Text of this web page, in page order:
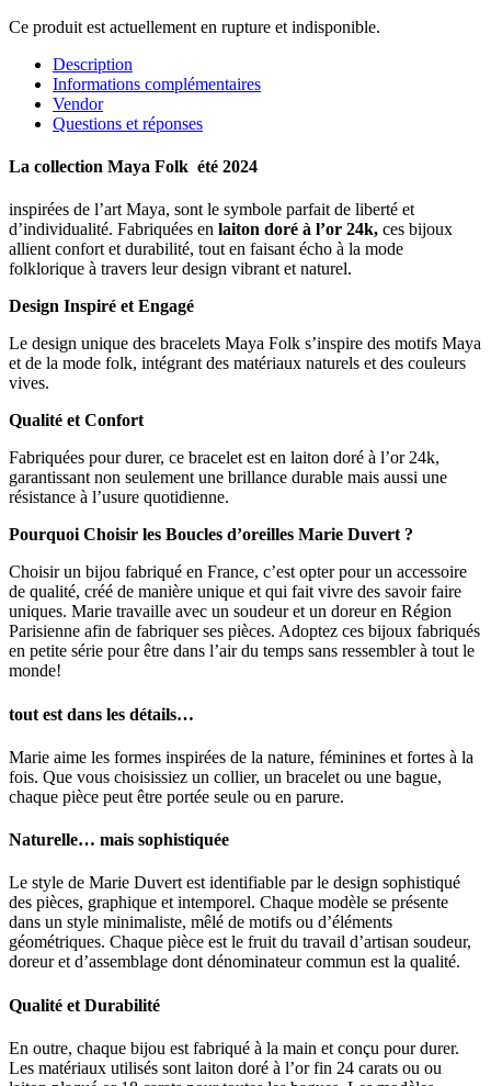
Ce produit est actuellement en rupture et indisponible.
Description
Informations complémentaires
Vendor
Questions et réponses
La collection Maya Folk été 2024
inspirées de l’art Maya, sont le symbole parfait de liberté et
d’individualité. Fabriquées en laiton doré à l’or 24k, ces bijoux
allient confort et durabilité, tout en faisant écho à la mode
folklorique à travers leur design vibrant et naturel.
Design Inspiré et Engagé
Le design unique des bracelets Maya Folk s’inspire des motifs Maya
et de la mode folk, intégrant des matériaux naturels et des couleurs
vives.
Qualité et Confort
Fabriquées pour durer, ce bracelet est en laiton doré à l’or 24k,
garantissant non seulement une brillance durable mais aussi une
résistance à l’usure quotidienne.
Pourquoi Choisir les Boucles d’oreilles Marie Duvert ?
Choisir un bijou fabriqué en France, c’est opter pour un accessoire
de qualité, créé de manière unique et qui fait vivre des savoir faire
uniques. Marie travaille avec un soudeur et un doreur en Région
Parisienne afin de fabriquer ses pièces. Adoptez ces bijoux fabriqués
en petite série pour être dans l’air du temps sans ressembler à tout le
monde!
tout est dans les détails…
Marie aime les formes inspirées de la nature, féminines et fortes à la
fois. Que vous choisissiez un collier, un bracelet ou une bague,
chaque pièce peut être portée seule ou en parure.
Naturelle… mais sophistiquée
Le style de Marie Duvert est identifiable par le design sophistiqué
des pièces, graphique et intemporel. Chaque modèle se présente
dans un style minimaliste, mêlé de motifs ou d’éléments
géométriques. Chaque pièce est le fruit du travail d’artisan soudeur,
doreur et d’assemblage dont dénominateur commun est la qualité.
Qualité et Durabilité
En outre, chaque bijou est fabriqué à la main et conçu pour durer.
Les matériaux utilisés sont laiton doré à l’or fin 24 carats ou ou